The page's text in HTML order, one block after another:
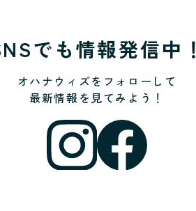
でも情報発信中！
オハナウィズをフォローして
最新情報を見てみよう！